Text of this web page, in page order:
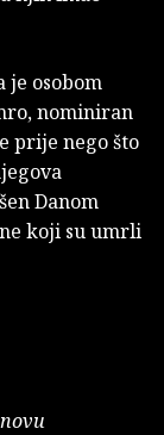
je osobom
nominiran
prije nego što
Danom
koji su umrli